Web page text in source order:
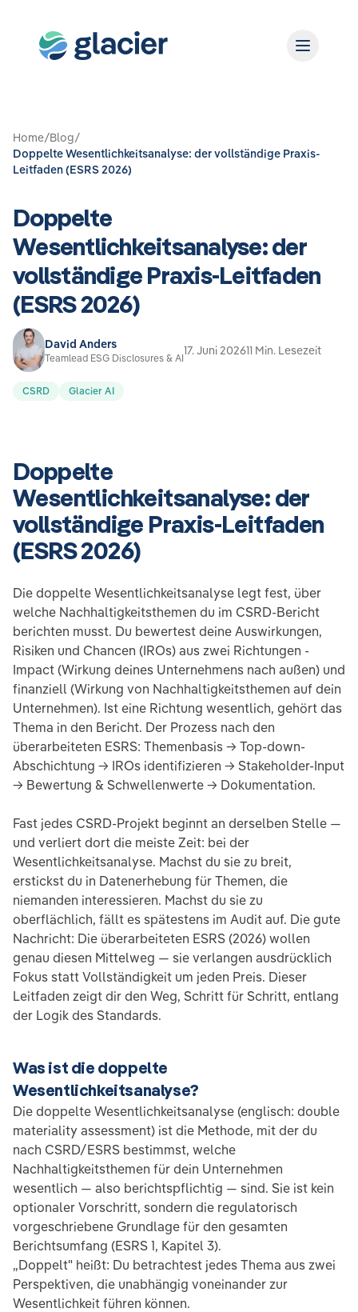
Home/Blog/
Doppelte Wesentlichkeitsanalyse: der vollständige Praxis-
Leitfaden (ESRS 2026)
Doppelte
Wesentlichkeitsanalyse: der
vollständige Praxis-Leitfaden
(ESRS 2026)
David Anders
Teamlead ESG Disclosures & AI
17. Juni 202611 Min. Lesezeit
CSRD Glacier AI
Doppelte
Wesentlichkeitsanalyse: der
vollständige Praxis-Leitfaden
(ESRS 2026)
Die doppelte Wesentlichkeitsanalyse legt fest, über
welche Nachhaltigkeitsthemen du im CSRD-Bericht
berichten musst. Du bewertest deine Auswirkungen,
Risiken und Chancen (IROs) aus zwei Richtungen -
Impact (Wirkung deines Unternehmens nach außen) und
finanziell (Wirkung von Nachhaltigkeitsthemen auf dein
Unternehmen). Ist eine Richtung wesentlich, gehört das
Thema in den Bericht. Der Prozess nach den
überarbeiteten ESRS: Themenbasis → Top-down-
Abschichtung → IROs identifizieren → Stakeholder-Input
→ Bewertung & Schwellenwerte → Dokumentation.
Fast jedes CSRD-Projekt beginnt an derselben Stelle —
und verliert dort die meiste Zeit: bei der
Wesentlichkeitsanalyse. Machst du sie zu breit,
erstickst du in Datenerhebung für Themen, die
niemanden interessieren. Machst du sie zu
oberflächlich, fällt es spätestens im Audit auf. Die gute
Nachricht: Die überarbeiteten ESRS (2026) wollen
genau diesen Mittelweg — sie verlangen ausdrücklich
Fokus statt Vollständigkeit um jeden Preis. Dieser
Leitfaden zeigt dir den Weg, Schritt für Schritt, entlang
der Logik des Standards.
Was ist die doppelte
Wesentlichkeitsanalyse?
Die doppelte Wesentlichkeitsanalyse (englisch: double
materiality assessment) ist die Methode, mit der du
nach CSRD/ESRS bestimmst, welche
Nachhaltigkeitsthemen für dein Unternehmen
wesentlich — also berichtspflichtig — sind. Sie ist kein
optionaler Vorschritt, sondern die regulatorisch
vorgeschriebene Grundlage für den gesamten
Berichtsumfang (ESRS 1, Kapitel 3).
„Doppelt" heißt: Du betrachtest jedes Thema aus zwei
Perspektiven, die unabhängig voneinander zur
Wesentlichkeit führen können.